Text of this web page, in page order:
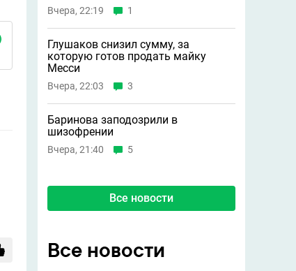
Вчера, 22:19 1
Глушаков снизил сумму, за
которую готов продать майку
Месси
Вчера, 22:03 3
Баринова заподозрили в
шизофрении
Вчера, 21:40 5
Все новости
Все новости